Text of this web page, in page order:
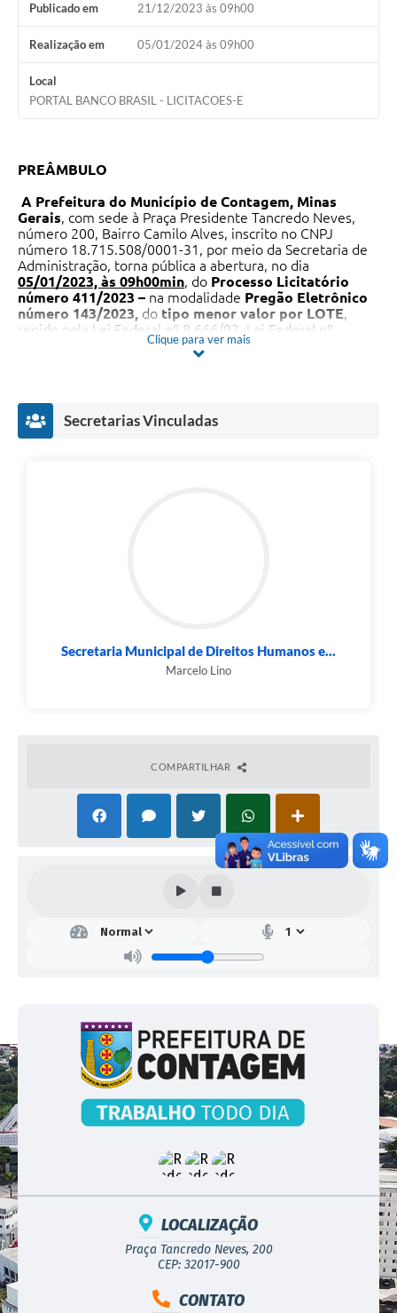
Publicado em 21/12/2023 às 09h00
Realização em 05/01/2024 às 09h00
Local
PORTAL BANCO BRASIL - LICITACOES-E
PREÂMBULO
A Prefeitura do Município de Contagem, Minas
Gerais, com sede à Praça Presidente Tancredo Neves,
número 200, Bairro Camilo Alves, inscrito no CNPJ
número 18.715.508/0001-31, por meio da Secretaria de
Administração, torna pública a abertura, no dia
05/01/2023, às 09h00min, do Processo Licitatório
número 411/2023 – na modalidade Pregão Eletrônico
número 143/2023, do tipo menor valor por LOTE,
regido pela Lei Federal nº 8.666/93, Lei Federal nº
10.520/2002, Lei Complementar nº 123/2006, Decreto
Federal nº 8.538/15, Decreto Municipal nº 200/2013,
edital.
DISPOSIÇÕES PRELIMINARES
Clique para ver mais
Secretarias Vinculadas
Secretaria Municipal de Direitos Humanos e...
Marcelo Lino
COMPARTILHAR
LOCALIZAÇÃO
Praça Tancredo Neves, 200
CEP: 32017-900
CONTATO